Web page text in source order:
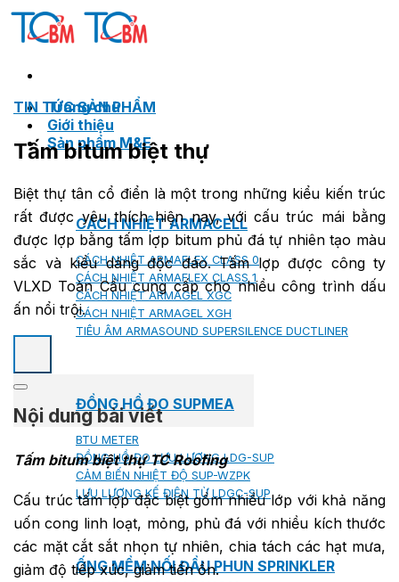
Skip
Trang chủ
Giới thiệu
Sản phẩm M&E
CÁCH NHIỆT ARMACELL
CÁCH NHIỆT ARMAFLEX CLASS 0
CÁCH NHIỆT ARMAFLEX CLASS 1
CÁCH NHIỆT ARMAGEL XGC
CÁCH NHIỆT ARMAGEL XGH
TIÊU ÂM ARMASOUND SUPERSILENCE DUCTLINER
ĐỒNG HỒ ĐO SUPMEA
BTU METER
ĐỒNG HỒ ĐO LƯU LƯỢNG LDG-SUP
CẢM BIẾN NHIỆT ĐỘ SUP-WZPK
LƯU LƯỢNG KẾ ĐIỆN TỪ LDGC-SUP
ỐNG MỀM NỐI ĐẦU PHUN SPRINKLER
TIN TỨC SẢN PHẨM
Tấm bitum biệt thự
Biệt thự tân cổ điển là một trong những kiểu kiến trúc
rất được yêu thích hiện nay, với cấu trúc mái bằng
được lợp bằng tấm lợp bitum phủ đá tự nhiên tạo màu
sắc và kiểu dáng độc đáo. Tấm lợp được công ty
VLXD Toàn Cầu cung cấp cho nhiều công trình dấu
ấn nổi trội.
Nội dung bài viết
Tấm bitum biệt thự TC Roofing
Cấu trúc tấm lợp đặc biệt gồm nhiều lớp với khả năng
uốn cong linh loạt, mỏng, phủ đá với nhiều kích thước
các mặt cắt sắt nhọn tự nhiên, chia tách các hạt mưa,
giảm độ tiếp xúc, giảm tiến ồn.